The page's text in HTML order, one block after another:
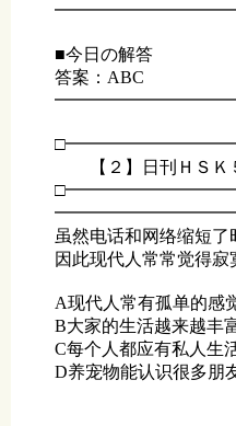
■今日の解答
答案：ABC
【２】日刊ＨＳＫ
虽然电话和网络缩短
因此现代人常常觉得
A现代人常有孤单的感
B大家的生活越来越丰
C每个人都应有私人生
D养宠物能认识很多朋